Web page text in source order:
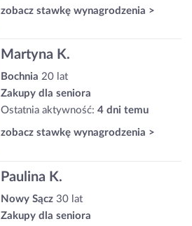
zobacz stawkę wynagrodzenia >
Martyna K.
Bochnia 20 lat
Zakupy dla seniora
Ostatnia aktywność: 4 dni temu
zobacz stawkę wynagrodzenia >
Paulina K.
Nowy Sącz 30 lat
Zakupy dla seniora